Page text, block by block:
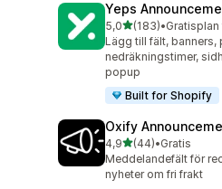
Yeps
5,0av 5 stjärnor
(183)
183 recensioner totalt
•
Lägg till fält, banners,
nedräkningstimer,
popup
Built for Shopify
Oxify
4,9av 5 stjärnor
(44)
44 recensioner totalt
•Gratis
Meddelandefält för
nyheter om fri frakt